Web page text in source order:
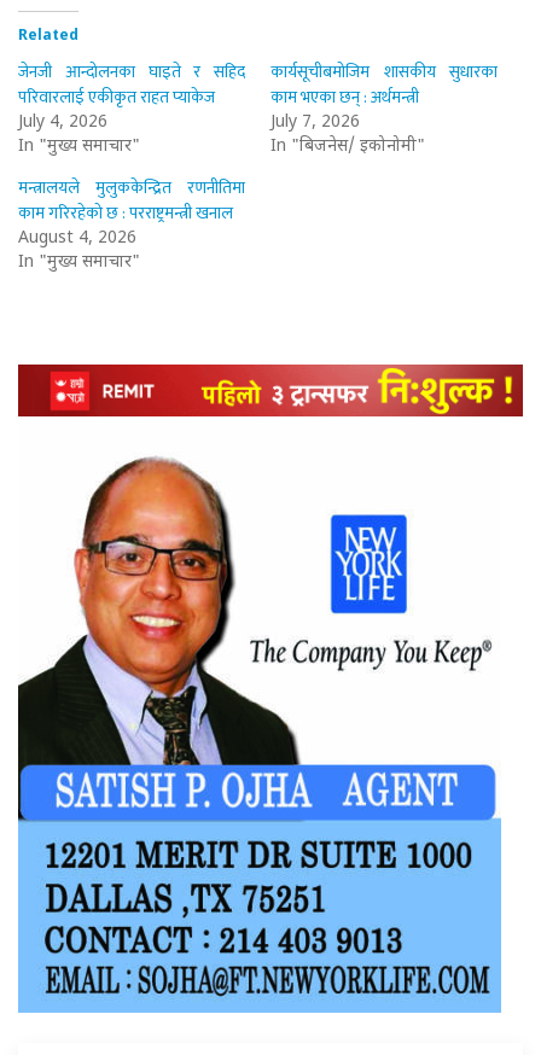
Related
जेनजी आन्दोलनका घाइते र सहिद
परिवारलाई एकीकृत राहत प्याकेज
July 4, 2026
In "मुख्य समाचार"
कार्यसूचीबमोजिम शासकीय सुधारका
काम भएका छन् : अर्थमन्त्री
July 7, 2026
In "बिजनेस/ इकोनोमी"
मन्त्रालयले मुलुककेन्द्रित रणनीतिमा
काम गरिरहेको छ : परराष्ट्रमन्त्री खनाल
August 4, 2026
In "मुख्य समाचार"